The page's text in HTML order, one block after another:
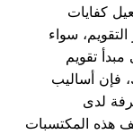
كفايات
سواء
تقويم
فإن أساليب
لدى
هذه المكتسبات